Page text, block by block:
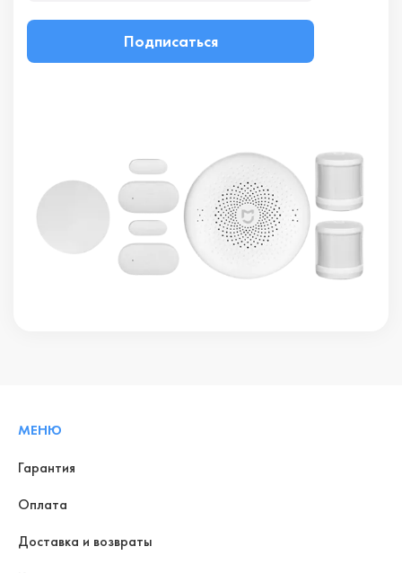
Подписаться
МЕНЮ
Гарантия
Оплата
Доставка и возвраты